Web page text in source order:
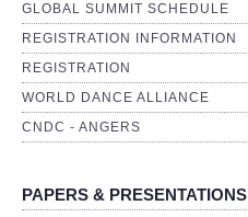
GLOBAL SUMMIT SCHEDULE
REGISTRATION INFORMATION
REGISTRATION
WORLD DANCE ALLIANCE
CNDC - ANGERS
PAPERS & PRESENTATIONS